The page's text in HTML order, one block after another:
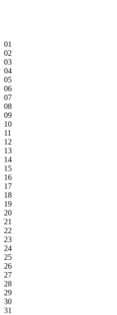
01
02
03
04
05
06
07
08
09
10
11
12
13
14
15
16
17
18
19
20
21
22
23
24
25
26
27
28
29
30
31